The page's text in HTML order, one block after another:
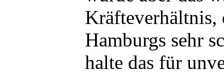
Kräfteverhältnis,
Hamburgs sehr
halte das für